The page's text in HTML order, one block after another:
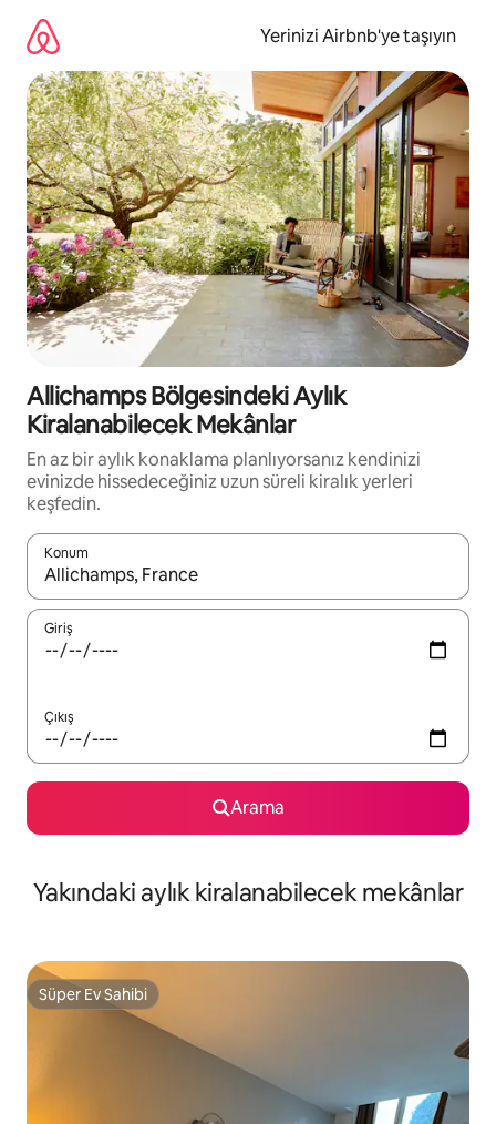
Yerinizi Airbnb'ye taşıyın
Allichamps Bölgesindeki Aylık
Kiralanabilecek Mekânlar
En az bir aylık konaklama planlıyorsanız kendinizi
evinizde hissedeceğiniz uzun süreli kiralık yerleri
keşfedin.
Konum
Sonuçlar kullanılabilir olduğunda yukarı ve aşağı oklarıyla
Giriş
Çıkış
Arama
Yakındaki aylık kiralanabilecek mekânlar
Süper Ev Sahibi
Süper Ev Sahibi